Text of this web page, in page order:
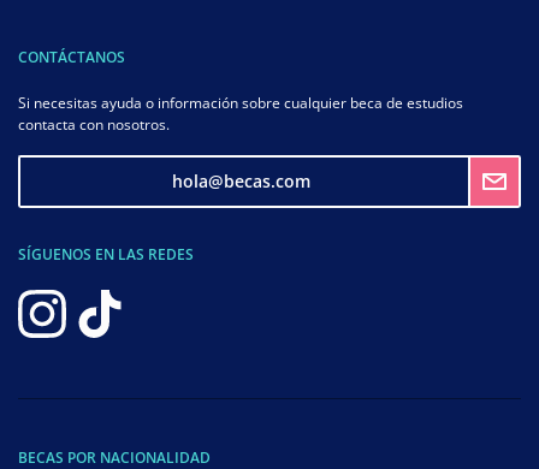
CONTÁCTANOS
Si necesitas ayuda o información sobre cualquier beca de estudios
contacta con nosotros.
hola@becas.com
SÍGUENOS EN LAS REDES
BECAS POR NACIONALIDAD